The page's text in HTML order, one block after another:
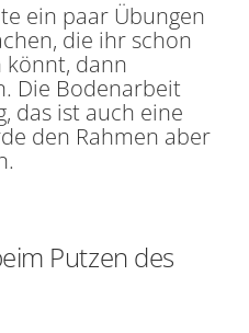
ein paar Übungen
die ihr schon
könnt, dann
Die Bodenarbeit
das ist auch eine
den Rahmen aber
Putzen des